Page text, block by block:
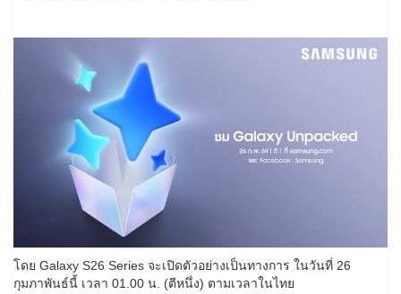
โดย Galaxy S26 Series จะเปิดตัวอย่างเป็นทางการ ในวันที่ 26
กุมภาพันธ์นี้ เวลา 01.00 น. (ตีหนึ่ง) ตามเวลาในไทย